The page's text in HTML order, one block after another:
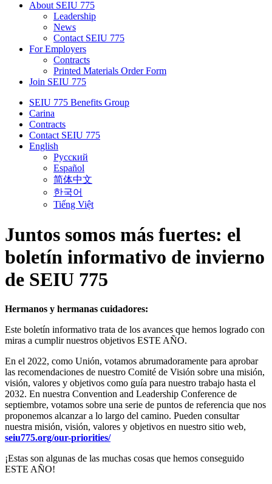
About SEIU 775
Leadership
News
Contact SEIU 775
For Employers
Contracts
Printed Materials Order Form
Join SEIU 775
SEIU 775 Benefits Group
Carina
Contracts
Contact SEIU 775
English
Русский
Español
简体中文
한국어
Tiếng Việt
Juntos somos más fuertes: el
boletín informativo de invierno
de SEIU 775
Hermanos y hermanas cuidadores:
Este boletín informativo trata de los avances que hemos logrado con
miras a cumplir nuestros objetivos ESTE AÑO.
En el 2022, como Unión, votamos abrumadoramente para aprobar
las recomendaciones de nuestro Comité de Visión sobre una misión,
visión, valores y objetivos como guía para nuestro trabajo hasta el
2032. En nuestra Convention and Leadership Conference de
septiembre, votamos sobre una serie de puntos de referencia que nos
proponemos alcanzar a lo largo del camino. Pueden consultar
nuestra misión, visión, valores y objetivos en nuestro sitio web,
seiu775.org/our-priorities/
¡Estas son algunas de las muchas cosas que hemos conseguido
ESTE AÑO!